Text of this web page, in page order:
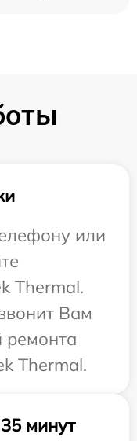
или
Thermal.
Вам
ремонта
Thermal.
минут